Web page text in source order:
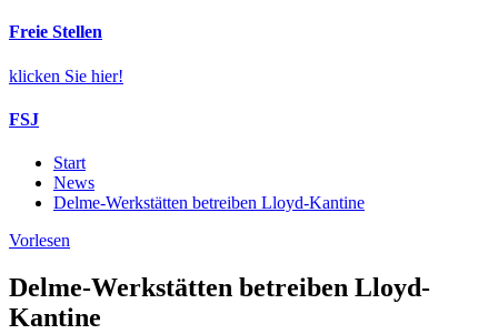
Freie Stellen
klicken Sie hier!
FSJ
Start
News
Delme-Werkstätten betreiben Lloyd-Kantine
Vorlesen
Delme-Werkstätten betreiben Lloyd-
Kantine